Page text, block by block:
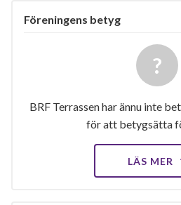
Föreningens betyg
BRF Terrassen har ännu inte
för att betygsätta
LÄS MER